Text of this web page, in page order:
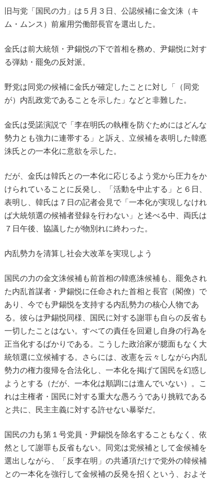
旧与党「国民の力」は５月３日、公認候補に金文洙（キ
ム・ムンス）前雇用労働部長官を選出した。
金氏は前大統領・尹錫悦の下で首相を務め、尹錫悦に対す
る弾劾・罷免の反対派。
野党は同党の候補に金氏が確定したことに対し「（同党
が）内乱政党であることを示した」などと非難した。
金氏は受諾演説で「李在明氏の執権を防ぐためにはどんな
勢力とも強力に連帯する」と訴え、立候補を表明した韓悳
洙氏との一本化に意欲を示した。
だが、金氏は韓氏との一本化に応じるよう党から圧力をか
けられていることに反発し、「活動を中止する」と６日、
表明し、韓氏は７日の記者会見で「一本化が実現しなけれ
ば大統領選の候補者登録を行わない」と述べる中、両氏は
７日午後、協議したが物別れに終わった。
内乱勢力を清算し社会大改革を実現しよう
国民の力の金文洙候補も前首相の韓悳洙候補も、罷免され
た内乱首謀者・尹錫悦に任命された首相と長官（閣僚）で
あり、今でも尹錫悦を支持する内乱勢力の核心人物であ
る。彼らは尹錫悦同様、国民に対する謝罪も自らの反省も
一切したことはない。すべての責任を回避し自身の行為を
正当化するばかりである。こうした政治家が臆面もなく大
統領選に立候補する。さらには、改憲を云々しながら内乱
勢力の権力復帰を合法化し、一本化を掲げて国民を幻惑し
ようとする（だが、一本化は順調には進んでいない）。こ
れは主権者・国民に対する重大な愚ろうであり挑戦である
と共に、民主主義に対する許せない暴挙だ。
国民の力も第１号党員・尹錫悦を除名することもなく、依
然として謝罪も反省もない。同党は党候補として金候補を
選出しながら、「反李在明」の共通項だけで党外の韓候補
との一本化を強行して金候補の反発を招くという、およそ